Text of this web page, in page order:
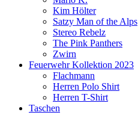
Kim Hölter
Satzy Man of the Alps
Stereo Rebelz
The Pink Panthers
Zwirn
Feuerwehr Kollektion 2023
Flachmann
Herren Polo Shirt
Herren T-Shirt
Taschen